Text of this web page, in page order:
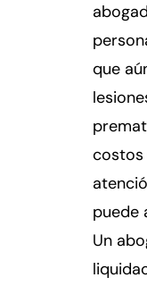
que
costos
puede
Un